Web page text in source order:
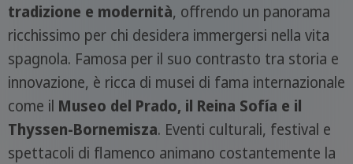
tradizione e modernità, offrendo un panorama
ricchissimo per chi desidera immergersi nella vita
spagnola. Famosa per il suo contrasto tra storia e
innovazione, è ricca di musei di fama internazionale
come il Museo del Prado, il Reina Sofía e il
Thyssen-Bornemisza. Eventi culturali, festival e
spettacoli di flamenco animano costantemente la